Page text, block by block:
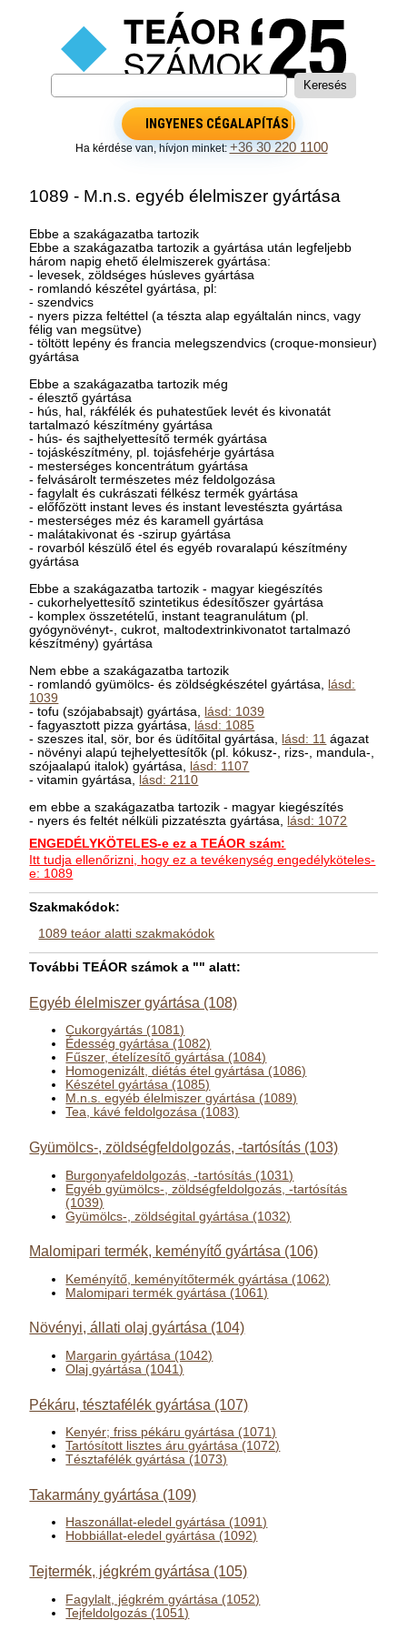
INGYENES CÉGALAPÍTÁS
Ha kérdése van, hívjon minket: +36 30 220 1100
1089 - M.n.s. egyéb élelmiszer gyártása
Ebbe a szakágazatba tartozik
Ebbe a szakágazatba tartozik a gyártása után legfeljebb
három napig ehető élelmiszerek gyártása:
- levesek, zöldséges húsleves gyártása
- romlandó készétel gyártása, pl:
- szendvics
- nyers pizza feltéttel (a tészta alap egyáltalán nincs, vagy
félig van megsütve)
- töltött lepény és francia melegszendvics (croque-monsieur)
gyártása
Ebbe a szakágazatba tartozik még
- élesztő gyártása
- hús, hal, rákfélék és puhatestűek levét és kivonatát
tartalmazó készítmény gyártása
- hús- és sajthelyettesítő termék gyártása
- tojáskészítmény, pl. tojásfehérje gyártása
- mesterséges koncentrátum gyártása
- felvásárolt természetes méz feldolgozása
- fagylalt és cukrászati félkész termék gyártása
- előfőzött instant leves és instant levestészta gyártása
- mesterséges méz és karamell gyártása
- malátakivonat és -szirup gyártása
- rovarból készülő étel és egyéb rovaralapú készítmény
gyártása
Ebbe a szakágazatba tartozik - magyar kiegészítés
- cukorhelyettesítő szintetikus édesítőszer gyártása
- komplex összetételű, instant teagranulátum (pl.
gyógynövényt-, cukrot, maltodextrinkivonatot tartalmazó
készítmény) gyártása
Nem ebbe a szakágazatba tartozik
- romlandó gyümölcs- és zöldségkészétel gyártása, lásd:
1039
- tofu (szójababsajt) gyártása, lásd: 1039
- fagyasztott pizza gyártása, lásd: 1085
- szeszes ital, sör, bor és üdítőital gyártása, lásd: 11 ágazat
- növényi alapú tejhelyettesítők (pl. kókusz-, rizs-, mandula-,
szójaalapú italok) gyártása, lásd: 1107
- vitamin gyártása, lásd: 2110
em ebbe a szakágazatba tartozik - magyar kiegészítés
- nyers és feltét nélküli pizzatészta gyártása, lásd: 1072
ENGEDÉLYKÖTELES-e ez a TEÁOR szám:
Itt tudja ellenőrizni, hogy ez a tevékenység engedélyköteles-
e: 1089
Szakmakódok:
1089 teáor alatti szakmakódok
További TEÁOR számok a "" alatt:
Egyéb élelmiszer gyártása (108)
Cukorgyártás (1081)
Édesség gyártása (1082)
Fűszer, ételízesítő gyártása (1084)
Homogenizált, diétás étel gyártása (1086)
Készétel gyártása (1085)
M.n.s. egyéb élelmiszer gyártása (1089)
Tea, kávé feldolgozása (1083)
Gyümölcs-, zöldségfeldolgozás, -tartósítás (103)
Burgonyafeldolgozás, -tartósítás (1031)
Egyéb gyümölcs-, zöldségfeldolgozás, -tartósítás
(1039)
Gyümölcs-, zöldségital gyártása (1032)
Malomipari termék, keményítő gyártása (106)
Keményítő, keményítőtermék gyártása (1062)
Malomipari termék gyártása (1061)
Növényi, állati olaj gyártása (104)
Margarin gyártása (1042)
Olaj gyártása (1041)
Pékáru, tésztafélék gyártása (107)
Kenyér; friss pékáru gyártása (1071)
Tartósított lisztes áru gyártása (1072)
Tésztafélék gyártása (1073)
Takarmány gyártása (109)
Haszonállat-eledel gyártása (1091)
Hobbiállat-eledel gyártása (1092)
Tejtermék, jégkrém gyártása (105)
Fagylalt, jégkrém gyártása (1052)
Tejfeldolgozás (1051)